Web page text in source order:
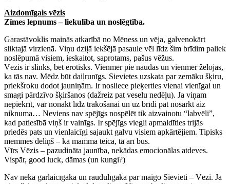
Aizdomīgais vēzis
Zīmes lepnums – liekulība un noslēgtība.
Garastāvoklis mainās atkarībā no Mēness un vēja, galvenokārt
sliktajā virzienā. Viņu dziļā iekšējā pasaule vēl līdz šim brīdim paliek
noslēpumā visiem, ieskaitot, saprotams, pašus vēžus.
Vēzis ir slinks, bet erotisks. Vienmēr pie naudas un vienmēr žēlojas,
ka tās nav. Mēdz būt daiļrunīgs. Sievietes uzskata par zemāku šķiru,
priekšroku dodot jauniņām. Ir nosliece pieķerties vienai vienīgai un
smagi pārdzīvo šķiršanos (dažreiz pat veselu nedēļu). Ja viņam
nepiekrīt, var nonākt līdz trakošanai un uz brīdi pat nosarkt aiz
niknuma… Neviens nav spējīgs nospēlēt tik aizvainotu “labvēli”,
kad patiesībā viņš ir vainīgs. Ir spējīgs viegli apmaldīties trijās
priedēs pats un vienlaicīgi sajaukt galvu visiem apkārtējiem. Tipisks
memmes dēliņš – kā mamma teica, tā arī būs.
Vīrs Vēzis – pazudināta jaunība, nekādas emocionālas atdeves.
Vispār, good luck, dāmas (un kungi?)
Nav nekā garlaicīgāka un raudulīgāka par maigo Sievieti – Vēzi. Ja